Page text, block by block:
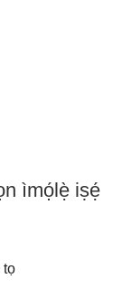
ìmọ́lẹ̀ iṣẹ́
tọ